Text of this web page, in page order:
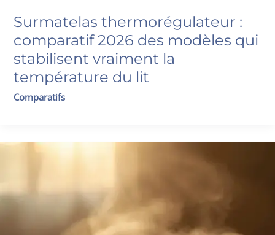
Surmatelas thermorégulateur :
comparatif 2026 des modèles qui
stabilisent vraiment la
température du lit
Comparatifs